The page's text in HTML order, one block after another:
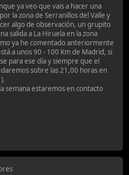
ya veo que vais a hacer una
la zona de Serranillos del Valle y
algo de observación, un grupito
salida a La Hiruela en la zona
ya he comentado anteriormente
a unos 90 - 100 Km de Madrid, si
para ese día y siempre que el
sobre las 21,00 horas en
semana estaremos en contacto